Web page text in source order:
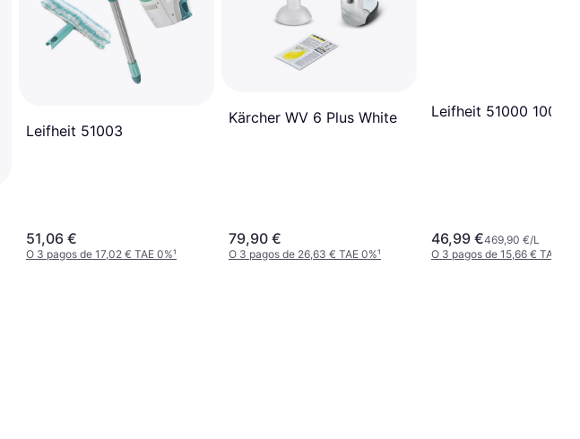
Leifheit 51003
51,06 €
O 3 pagos de 17,02 € TAE 0%¹
Kärcher WV 6 Plus White
79,90 €
O 3 pagos de 26,63 € TAE 0%¹
Leifheit 51000 100ml
46,99 €469,90 €/L
O 3 pagos de 15,66 € TAE 0%